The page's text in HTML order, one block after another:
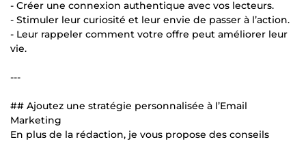
- Créer une connexion authentique avec vos lecteurs.
- Stimuler leur curiosité et leur envie de passer à l’action.
- Leur rappeler comment votre offre peut améliorer leur
vie.
---
## Ajoutez une stratégie personnalisée à l’Email
Marketing
En plus de la rédaction, je vous propose des conseils